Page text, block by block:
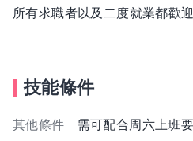
所有求職者以及二度就業都歡
技能條件
其他條件 需可配合周六上班